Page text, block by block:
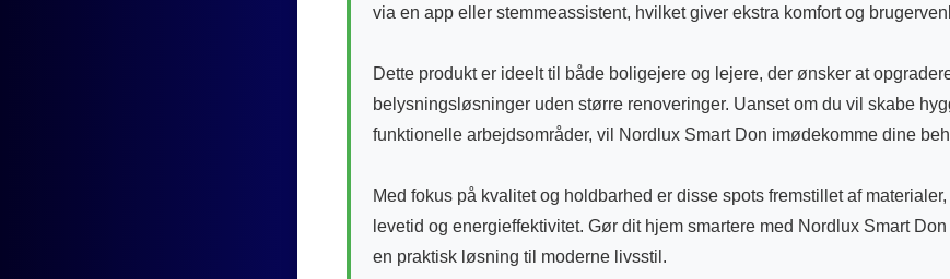
via en app eller stemmeassistent, hvilket giver ekstra komfort og
Dette produkt er ideelt til både boligejere og lejere, der ønsker at
belysningsløsninger uden større renoveringer. Uanset om du vil skabe
funktionelle arbejdsområder, vil Nordlux Smart Don imødekomme dine
Med fokus på kvalitet og holdbarhed er disse spots fremstillet af
levetid og energieffektivitet. Gør dit hjem smartere med Nordlux Smart
en praktisk løsning til moderne livsstil.